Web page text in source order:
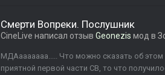
Смерти Вопреки. Послушник
CineLive написал отзыв Geonezis мод в
МДАааааааа..... Что можно сказать об этом
приятной первой части СВ, то что